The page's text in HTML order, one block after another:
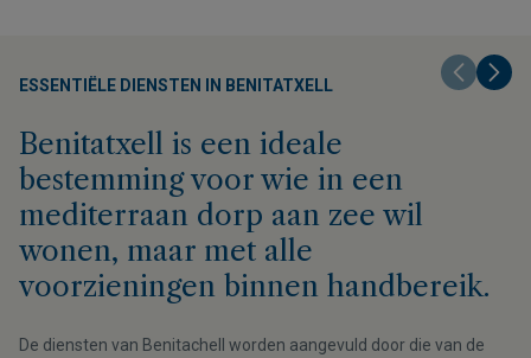
ESSENTIËLE DIENSTEN IN BENITATXELL
Benitatxell is een ideale
bestemming voor wie in een
mediterraan dorp aan zee wil
wonen, maar met alle
voorzieningen binnen handbereik.
De diensten van Benitachell worden aangevuld door die van de